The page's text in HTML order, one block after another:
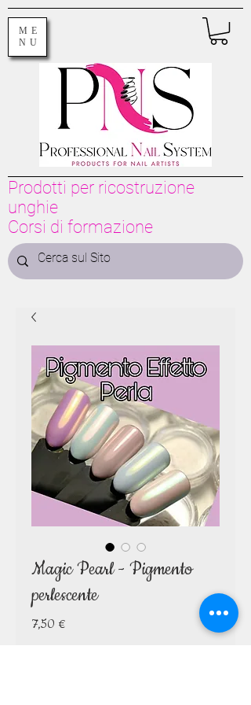
ME
NU
Prodotti per ricostruzione
unghie
Corsi di formazione
Magic Pearl - Pigmento
perlescente
7,50 €